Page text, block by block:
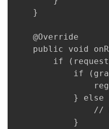
    }
    @Override
public void
if
if
} else
//
            }